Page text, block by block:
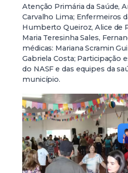
Atenção Primária da Saúde,
Carvalho Lima; Enfermeiros
Humberto Queiroz, Alice de
Maria Teresinha Sales,
médicas: Mariana Scramin
Gabriela Costa; Participação
do NASF e das equipes da
município.